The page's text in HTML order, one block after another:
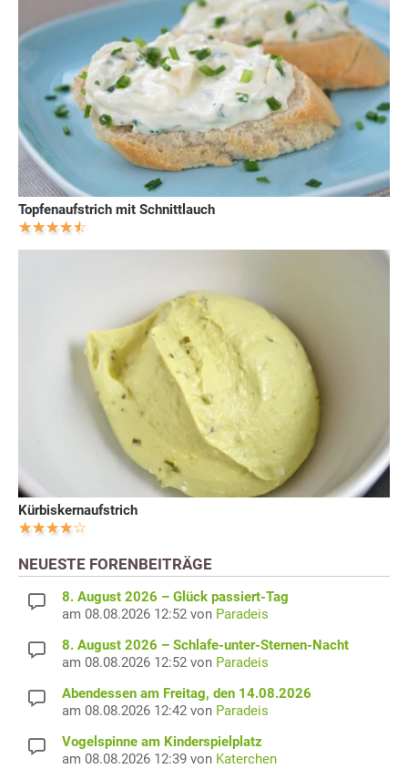
Topfenaufstrich mit Schnittlauch
Kürbiskernaufstrich
NEUESTE FORENBEITRÄGE
8. August 2026 – Glück passiert-Tag
am 08.08.2026 12:52 von Paradeis
8. August 2026 – Schlafe-unter-Sternen-Nacht
am 08.08.2026 12:52 von Paradeis
Abendessen am Freitag, den 14.08.2026
am 08.08.2026 12:42 von Paradeis
Vogelspinne am Kinderspielplatz
am 08.08.2026 12:39 von Katerchen